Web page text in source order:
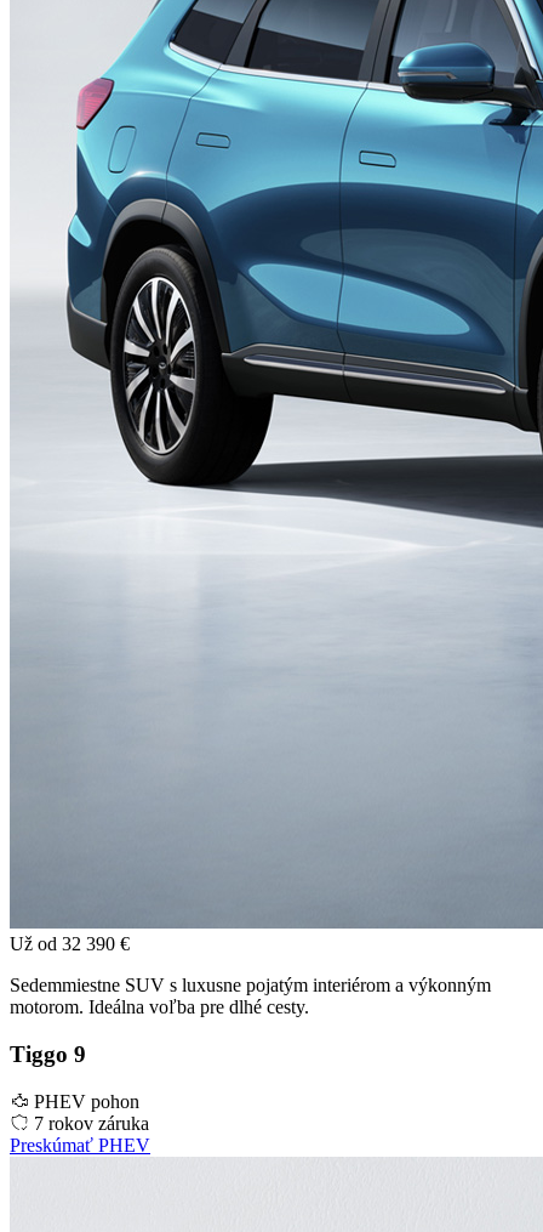
Už od 32 390 €
Sedemmiestne SUV s luxusne pojatým interiérom a výkonným
motorom. Ideálna voľba pre dlhé cesty.
Tiggo 9
PHEV pohon
7 rokov záruka
Preskúmať PHEV